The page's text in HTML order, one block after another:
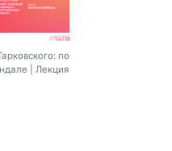
по
| Лекция